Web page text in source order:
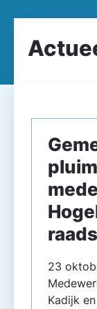
23
Kadijk